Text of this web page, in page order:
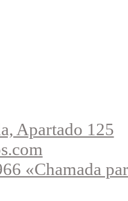
Apartado 125
«Chamada